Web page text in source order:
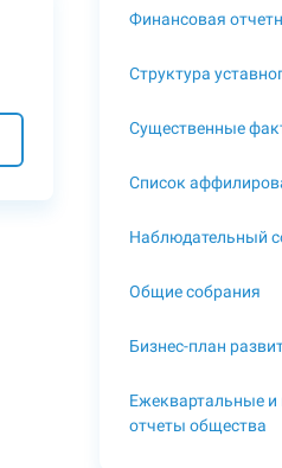
Финансовая
Структура
Существенные
Список
Наблюдательный
Общие собрания
Бизнес-план
Ежеквартальные и
отчеты общества